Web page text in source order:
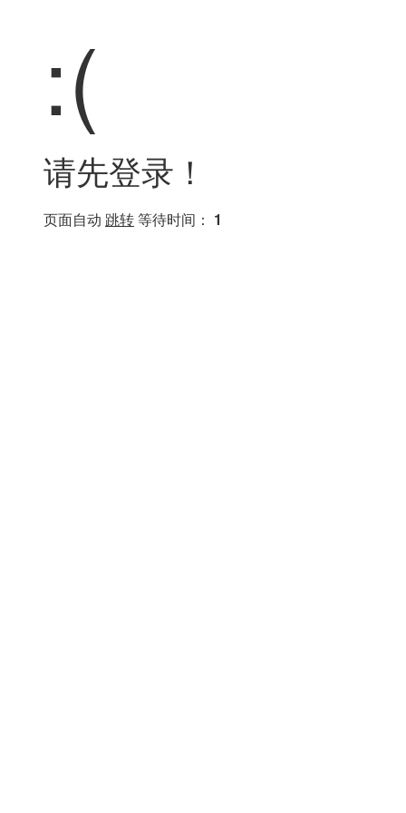
:(
请先登录！
页面自动 跳转等待时间： 1